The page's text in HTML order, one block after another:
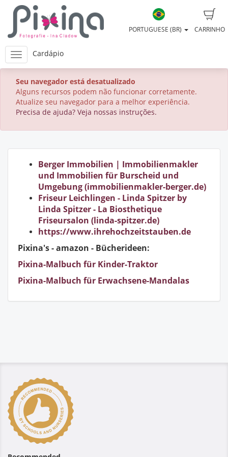
CARRINHO
PORTUGUESE (BR)
Cardápio
Seu navegador está desatualizado
Alguns recursos podem não funcionar corretamente.
Atualize seu navegador para a melhor experiência.
Precisa de ajuda? Veja nossas instruções.
Berger Immobilien | Immobilienmakler
und Immobilien für Burscheid und
Umgebung (immobilienmakler-berger.de)
Friseur Leichlingen - Linda Spitzer by
Linda Spitzer - La Biosthetique
Friseursalon (linda-spitzer.de)
https://www.ihrehochzeitstauben.de
Pixina's - amazon - Bücherideen:
Pixina-Malbuch für Kinder-Traktor
Pixina-Malbuch für Erwachsene-Mandalas